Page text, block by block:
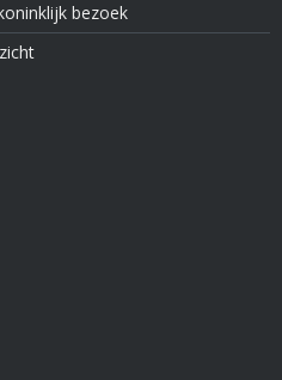
bezoek